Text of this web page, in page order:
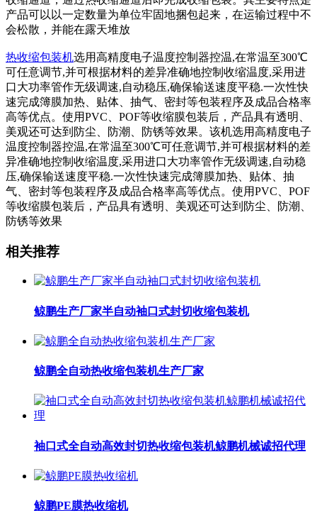
产品可以以一定数量为单位牢固地捆包起来，在运输过程中不
会松散，并能在露天堆放
热收缩包装机选用高精度电子温度控制器控温,在常温至300℃
可任意调节,并可根据材料的差异准确地控制收缩温度,采用进
口大功率管作无级调速,自动稳压,确保输送速度平稳.一次性快
速完成簿膜加热、贴体、抽气、密封等包装程序及成品合格率
高等优点。使用PVC、POF等收缩膜包装后，产品具有透明、
美观还可达到防尘、防潮、防锈等效果。该机选用高精度电子
温度控制器控温,在常温至300℃可任意调节,并可根据材料的差
异准确地控制收缩温度,采用进口大功率管作无级调速,自动稳
压,确保输送速度平稳.一次性快速完成簿膜加热、贴体、抽
气、密封等包装程序及成品合格率高等优点。使用PVC、POF
等收缩膜包装后，产品具有透明、美观还可达到防尘、防潮、
防锈等效果
相关推荐
鲸鹏生产厂家半自动袖口式封切收缩包装机
鲸鹏全自动热收缩包装机生产厂家
袖口式全自动高效封切热收缩包装机鲸鹏机械诚招代理
鲸鹏PE膜热收缩机